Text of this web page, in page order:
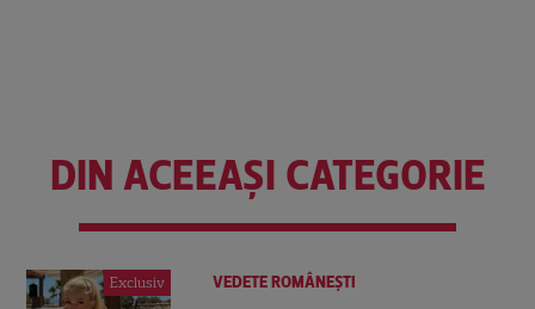
DIN ACEEAȘI CATEGORIE
Exclusiv VEDETE ROMÂNEŞTI